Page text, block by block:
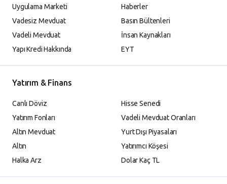
Uygulama Marketi
Vadesiz Mevduat
Vadeli Mevduat
Yapı Kredi Hakkında
Haberler
Basın Bültenleri
İnsan Kaynakları
EYT
Yatırım & Finans
Canlı Döviz
Yatırım Fonları
Altın Mevduat
Altın
Halka Arz
Hisse Senedi
Vadeli Mevduat Oranları
Yurt Dışı Piyasaları
Yatırımcı Köşesi
Dolar Kaç TL